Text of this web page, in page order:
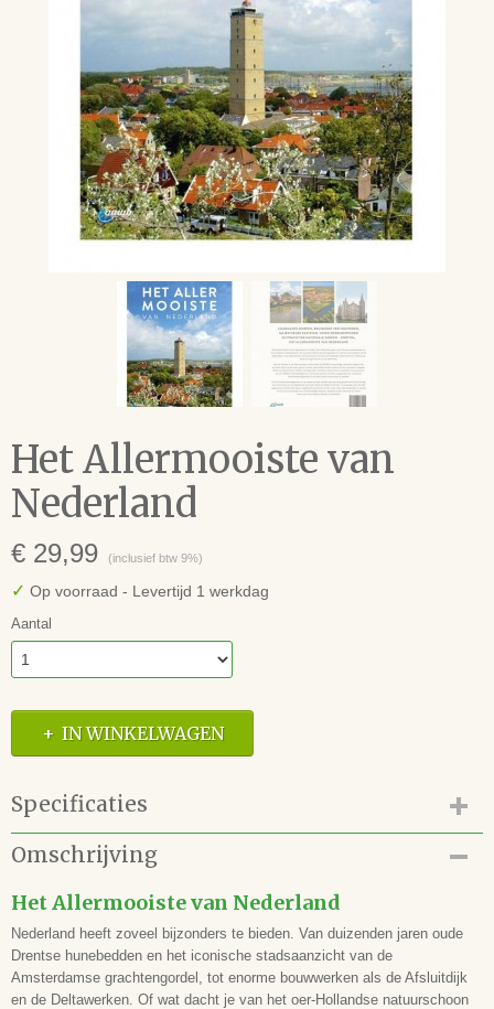
Het Allermooiste van
Nederland
€ 29,99 (inclusief btw 9%)
✓ Op voorraad - Levertijd 1 werkdag
Aantal
IN WINKELWAGEN
Specificaties
Productcode
42.132.024
EAN code
Auteur(s)
Illustrator(en)
Vertaling
Omschrijving
Het Allermooiste van Nederland
Nederland heeft zoveel bijzonders te bieden. Van duizenden jaren oude
Drentse hunebedden en het iconische stadsaanzicht van de
Amsterdamse grachtengordel, tot enorme bouwwerken als de Afsluitdijk
en de Deltawerken. Of wat dacht je van het oer-Hollandse natuurschoon